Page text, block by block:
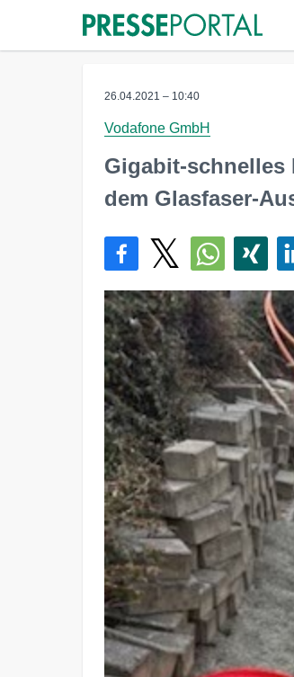
26.04.2021 – 10:40
Vodafone GmbH
Gigabit-schnelles
dem Glasfaser-